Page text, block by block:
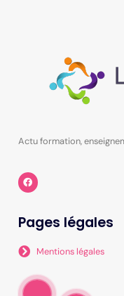
Actu formation,
Pages légales
Mentions légales